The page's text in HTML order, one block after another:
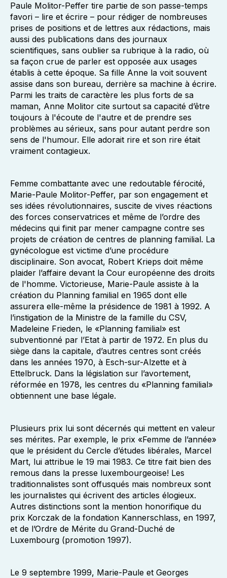
Paule Molitor-Peffer tire partie de son passe-temps
favori – lire et écrire – pour rédiger de nombreuses
prises de positions et de lettres aux rédactions, mais
aussi des publications dans des journaux
scientifiques, sans oublier sa rubrique à la radio, où
sa façon crue de parler est opposée aux usages
établis à cette époque. Sa fille Anne la voit souvent
assise dans son bureau, derrière sa machine à écrire.
Parmi les traits de caractère les plus forts de sa
maman, Anne Molitor cite surtout sa capacité d’être
toujours à l'écoute de l'autre et de prendre ses
problèmes au sérieux, sans pour autant perdre son
sens de l'humour. Elle adorait rire et son rire était
vraiment contagieux.
Femme combattante avec une redoutable férocité,
Marie-Paule Molitor-Peffer, par son engagement et
ses idées révolutionnaires, suscite de vives réactions
des forces conservatrices et même de l’ordre des
médecins qui finit par mener campagne contre ses
projets de création de centres de planning familial. La
gynécologue est victime d’une procédure
disciplinaire. Son avocat, Robert Krieps doit même
plaider l’affaire devant la Cour européenne des droits
de l'homme. Victorieuse, Marie-Paule assiste à la
création du Planning familial en 1965 dont elle
assurera elle-même la présidence de 1981 à 1992. A
l’instigation de la Ministre de la famille du CSV,
Madeleine Frieden, le «Planning familial» est
subventionné par l’Etat à partir de 1972. En plus du
siège dans la capitale, d’autres centres sont créés
dans les années 1970, à Esch-sur-Alzette et à
Ettelbruck. Dans la législation sur l’avortement,
réformée en 1978, les centres du «Planning familial»
obtiennent une base légale.
Plusieurs prix lui sont décernés qui mettent en valeur
ses mérites. Par exemple, le prix «Femme de l’année»
que le président du Cercle d’études libérales, Marcel
Mart, lui attribue le 19 mai 1983. Ce titre fait bien des
remous dans la presse luxembourgeoise! Les
traditionnalistes sont offusqués mais nombreux sont
les journalistes qui écrivent des articles élogieux.
Autres distinctions sont la mention honorifique du
prix Korczak de la fondation Kannerschlass, en 1997,
et de l’Ordre de Mérite du Grand-Duché de
Luxembourg (promotion 1997).
Le 9 septembre 1999, Marie-Paule et Georges